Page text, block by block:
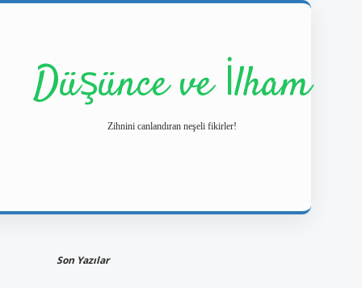
Düşünce ve İlham
Zihnini canlandıran neşeli fikirler!
Son Yazılar